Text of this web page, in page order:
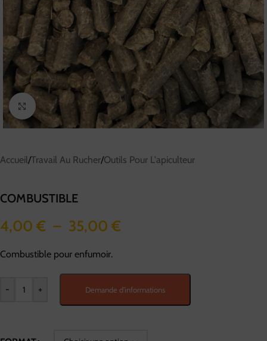
Cliquez pour agrandir
Accueil/Travail Au Rucher/Outils Pour L'apiculteur
COMBUSTIBLE
4,00 € – 35,00 €
Combustible pour enfumoir.
- + Demande d'informations